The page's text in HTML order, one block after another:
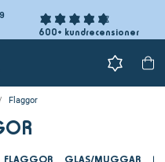
600+ kundrecensioner
Flaggor
FLAGGOR GLAS/MUGGAR